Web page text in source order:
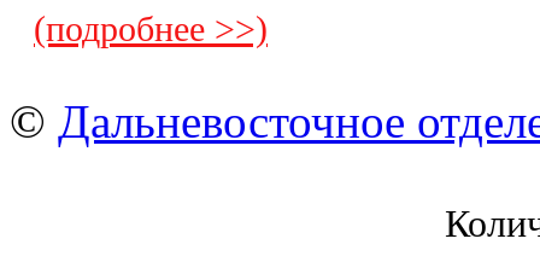
(подробнее >>)
© Дальневосточное